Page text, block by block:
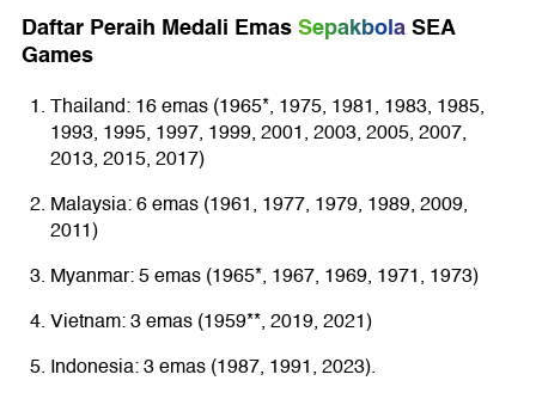
Daftar Peraih Medali EmasSepakbolaSEA
Games
Thailand: 16 emas (1965*, 1975, 1981, 1983, 1985,
1993, 1995, 1997, 1999, 2001, 2003, 2005, 2007,
2013, 2015, 2017)
Malaysia: 6 emas (1961, 1977, 1979, 1989, 2009,
2011)
Myanmar: 5 emas (1965*, 1967, 1969, 1971, 1973)
Vietnam: 3 emas (1959**, 2019, 2021)
Indonesia: 3 emas (1987, 1991, 2023).